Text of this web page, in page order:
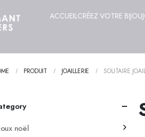
ACCUEILCRÉEZ VOTRE BIJOU
PRODUIT JOAILLERIE SOLITAIRE
noël